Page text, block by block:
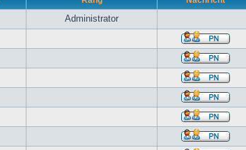
Administrator